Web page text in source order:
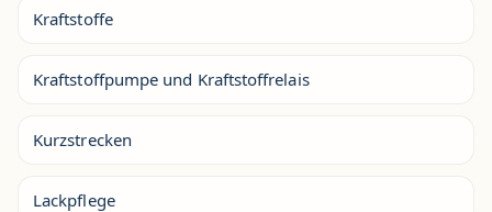
Kraftstoffe
Kraftstoffpumpe und Kraftstoffrelais
Kurzstrecken
Lackpflege